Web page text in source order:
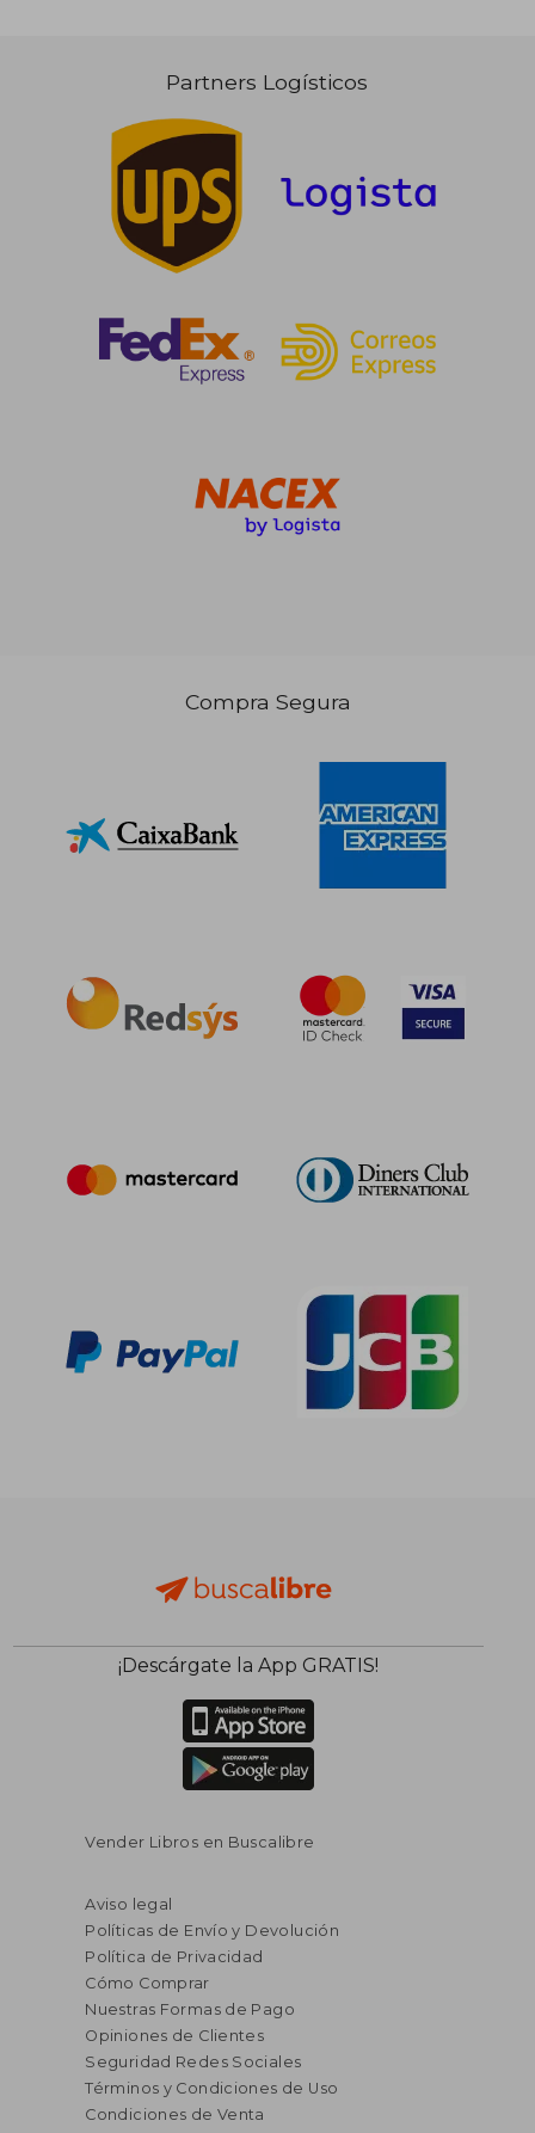
12,49 €
11,87 €
10,20 €
5%
dcto.
Partners Logísticos
Compra Segura
¡Descárgate la App GRATIS!
Vender Libros en Buscalibre
Aviso legal
Políticas de Envío y Devolución
Política de Privacidad
Cómo Comprar
Nuestras Formas de Pago
Opiniones de Clientes
Seguridad Redes Sociales
Términos y Condiciones de Uso
Condiciones de Venta